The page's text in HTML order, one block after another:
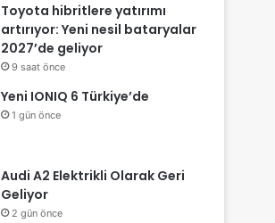
Toyota hibritlere yatırımı
artırıyor: Yeni nesil bataryalar
2027’de geliyor
9 saat önce
Yeni IONIQ 6 Türkiye’de
1 gün önce
Audi A2 Elektrikli Olarak Geri
Geliyor
2 gün önce